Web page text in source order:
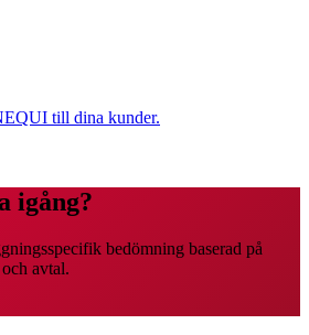
till dina kunder.
igång?
bedömning baserad på
avtal.